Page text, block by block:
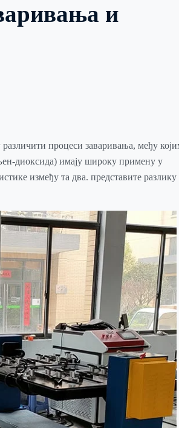
и
процеси заваривања, међу
диоксида) имају широку примену у
између та два. представите разлику